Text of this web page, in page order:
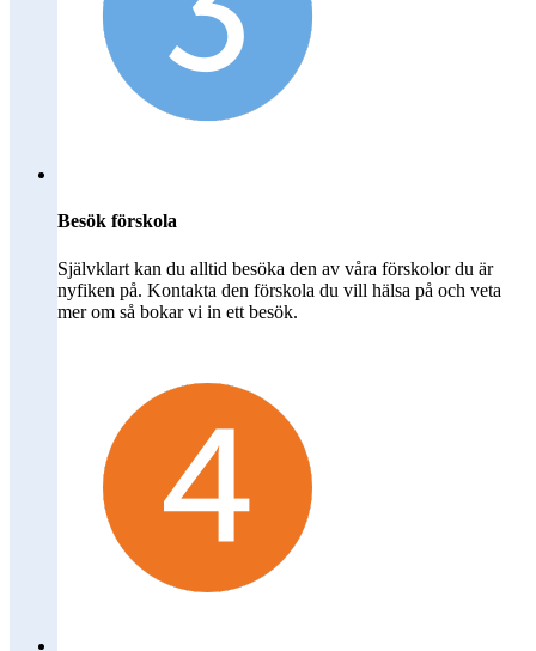
Besök förskola
Självklart kan du alltid besöka den av våra förskolor du är
nyfiken på. Kontakta den förskola du vill hälsa på och veta
mer om så bokar vi in ett besök.